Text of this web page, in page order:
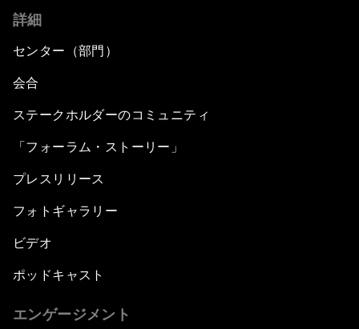
詳細
センター（部門）
会合
ステークホルダーのコミュニティ
「フォーラム・ストーリー」
プレスリリース
フォトギャラリー
ビデオ
ポッドキャスト
エンゲージメント